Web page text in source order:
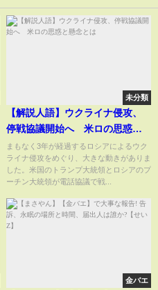
未分類
【解説人語】ウクライナ侵攻、
停戦協議開始へ 米ロの思惑と
懸念とは
まもなく3年が経過するロシアによるウク
ライナ侵攻をめぐり、大きな動きがありま
した。米国のトランプ大統領とロシアのプ
ーチン大統領が電話協議で戦...
金バエ